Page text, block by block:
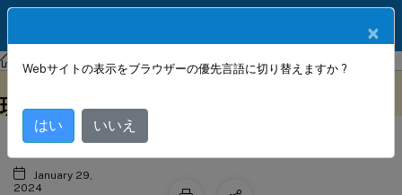
NetScaler Console サービス API セキュリティ
API を使用して API セキュリティを管
理する
January 29,
2024
×
Webサイトの表示をブラウザーの優先言語に切り替えますか ?
はい いいえ